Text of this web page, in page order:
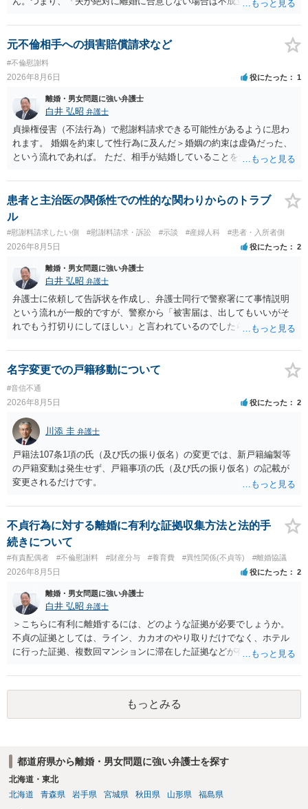
きません。 調停段階での離婚成立を希望するなら、夫が離婚に前向き
になるような条件提示をする等、模索するほかありません（極端な話
をいえば、夫から「この条件なら離婚してもよい」として提示された
条件を全部丸呑みする、という方法しかないかもしれません）。た
だ、離婚訴訟をしたくないという考えを見透かされてしまうと、逆に
足下を見られてしまいますので、注意する必要があります。 夫が離婚
に抵抗する可能性が高いのであれば、むしろ淡々と調停不成立にして
離婚訴訟で離婚原因を主張し、判決へ持っていく方が近道であること
も少なくありません。見通し等を含め、弁護士へ相談・依頼した方が
よいと思います。
元不倫相手への損害賠償請求など
#不倫慰謝料
2026年8月6日 役にたった 1
離婚・男女問題に強い弁護士
白井 弘昭 弁護士
貞操権侵害（不法行為）で慰謝料請求できる可能性があるように思わ
れます。 婚姻を約束して性行為に及んだ＞婚姻の約束は虚偽だった、
という流れであれば。 ただ、相手が結婚していることを知って行為に
性も認められそうですので、あまり慰謝料は高額にならないように思
われます。 一度、最寄りの弁護士に相談してみてください。
患者と主治医の関係性での性的な関わりからのトラブ
ル
#慰謝料請求したい側 #慰謝料請求・訴訟 #示談 #産婦人科 #患者・入所者側
2026年8月5日 役にたった 2
離婚・男女問題に強い弁護士
白井 弘昭 弁護士
弁護士に依頼して告訴状を作成し、弁護士同行で警察署にて事情説明
という流れが一般的ですが、警察から「被害届は、出してもいいがそ
れでもう打切りにしてほしい」と言われているのでしたら、あまり結
検察庁に訴えるのもありかもしれないですが、実際に捜査をするの
は、結局所轄だと思われますので、やはり結論は変わらないかもしれ
ないです。 一度、最寄りの「刑事に強い」とうたっている弁護士に相
談してみてはいかがでしょうか。 以上、ご参考まで。
名字変更での戸籍移動について
#音信不通
2026年8月5日 役にたった 2
川添 圭 弁護士
戸籍法107条1項の氏（及び氏の振り仮名）の変更では、新戸籍編製等
の戸籍変動は発生せず、戸籍事項の氏（及び氏の振り仮名）の記載が
変更されるだけです。
不貞行為に対する離婚に有利な証拠収集方法と法的手
続きについて
#有責配偶者 #不倫慰謝料 #財産分与 #養育費 #異性関係(不貞等) #離婚協議
2026年8月5日 役にたった 2
離婚・男女問題に強い弁護士
白井 弘昭 弁護士
＞こちらに有利に離婚するには、どのような証拠が必要でしょうか。
不貞の証拠としては、ライン、カカオのやり取りだけでなく、ホテル
に行った証拠、複数回マンションに滞在した証拠などが有効です。 不
婚する、慰謝料をとるなど）ことができると思われます。 ただし、不
貞発覚後、長期間同居を続けると、不貞を許したとの評価につながる
場合がありますので、ご注意ください。 以上、ご参考まで。
もっとみる
都道府県から離婚・男女問題に強い弁護士を探す
北海道・東北
北海道
青森県 岩手県 宮城県 秋田県 山形県 福島県